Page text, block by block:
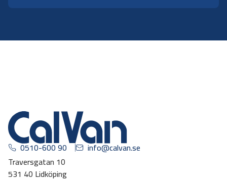
0510-600 90
info@calvan.se
Traversgatan 10
531 40 Lidköping